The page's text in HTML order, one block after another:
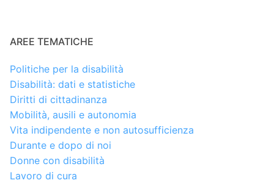
AREE TEMATICHE
Politiche per la disabilità
Disabilità: dati e statistiche
Diritti di cittadinanza
Mobilità, ausili e autonomia
Vita indipendente e non autosufficienza
Durante e dopo di noi
Donne con disabilità
Lavoro di cura